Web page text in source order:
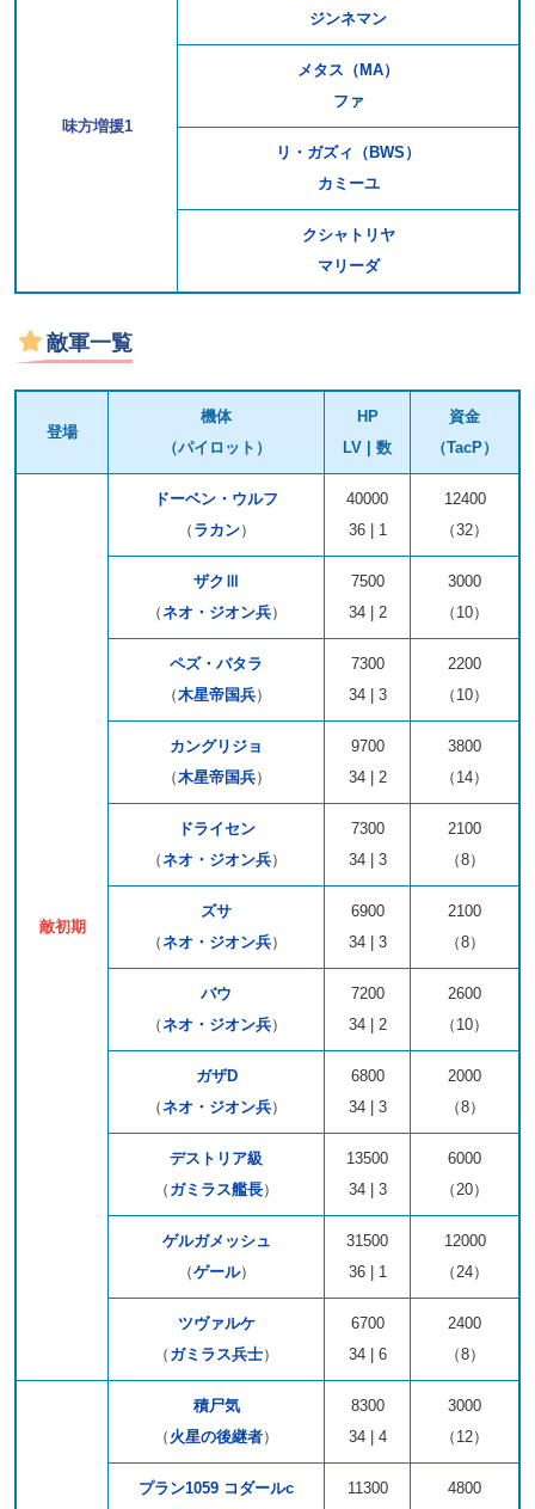
味方増援1
ジンネマン
メタス（MA）
ファ
リ・ガズィ（BWS）
カミーユ
クシャトリヤ
マリーダ
敵軍一覧
登場
機体
（パイロット）
HP
LV | 数
資金
（TacP）
敵初期
ドーベン・ウルフ
（ ラカン）
40000
36 | 1
12400
（32）
ザクⅢ
（ネオ・ジオン兵）
7500
34 | 2
3000
（10）
ペズ・バタラ
（木星帝国兵）
7300
34 | 3
2200
（10）
カングリジョ
（木星帝国兵）
9700
34 | 2
3800
（14）
ドライセン
（ネオ・ジオン兵）
7300
34 | 3
2100
（8）
ズサ
（ネオ・ジオン兵）
6900
34 | 3
2100
（8）
バウ
（ネオ・ジオン兵）
7200
34 | 2
2600
（10）
ガザD
（ネオ・ジオン兵）
6800
34 | 3
2000
（8）
デストリア級
（ ガミラス艦長）
13500
34 | 3
6000
（20）
ゲルガメッシュ
（ゲール）
31500
36 | 1
12000
（24）
ツヴァルケ
（ ガミラス兵士）
6700
34 | 6
2400
（8）
積尸気
（ 火星の後継者）
8300
34 | 4
3000
（12）
プラン1059 コダールc
11300
4800